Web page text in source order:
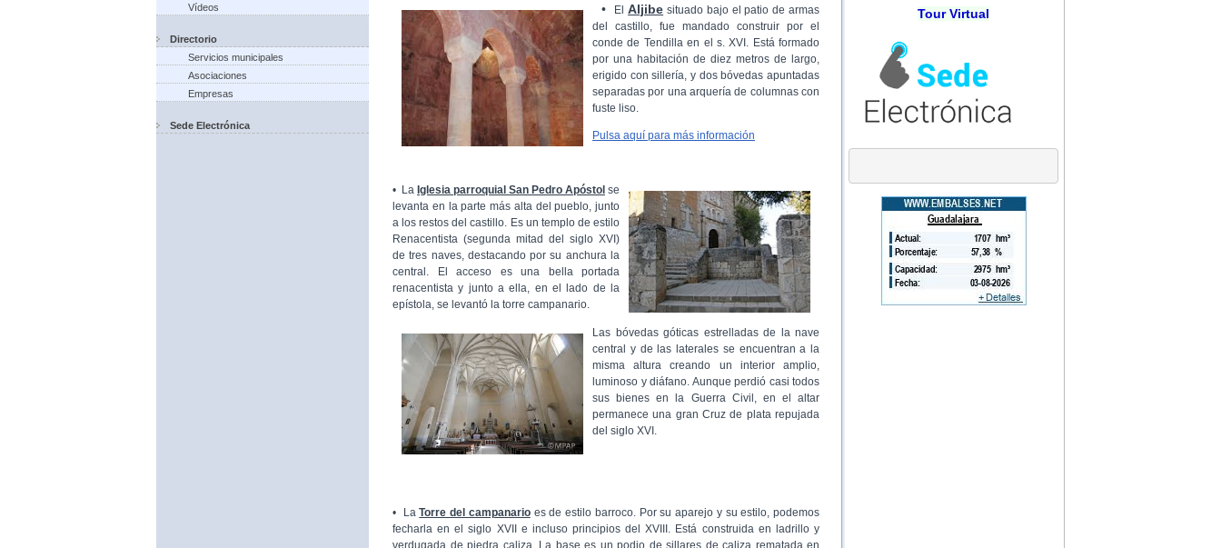
Vídeos
Directorio
Servicios municipales
Asociaciones
Empresas
Sede Electrónica
• ElAljibe situado bajo el patio de armas
del castillo, fue mandado construir por el
conde de Tendilla en el s. XVI. Está formado
por una habitación de diez metros de largo,
erigido con sillería, y dos bóvedas apuntadas
separadas por una arquería de columnas con
fuste liso.
Pulsa aquí para más información
• La Iglesia parroquial San Pedro Apóstol se
levanta en la parte más alta del pueblo, junto
a los restos del castillo. Es un templo de estilo
Renacentista (segunda mitad del siglo XVI)
de tres naves, destacando por su anchura la
central. El acceso es una bella portada
renacentista y junto a ella, en el lado de la
epístola, se levantó la torre campanario.
Las bóvedas góticas estrelladas de la nave
central y de las laterales se encuentran a la
misma altura creando un interior amplio,
luminoso y diáfano. Aunque perdió casi todos
sus bienes en la Guerra Civil, en el altar
permanece una gran Cruz de plata repujada
del siglo XVI.
• LaTorre del campanarioes de estilo barroco. Por su aparejo y su estilo, podemos
fecharla en el siglo XVII e incluso principios del XVIII. Está construida en ladrillo y
Tour Virtual